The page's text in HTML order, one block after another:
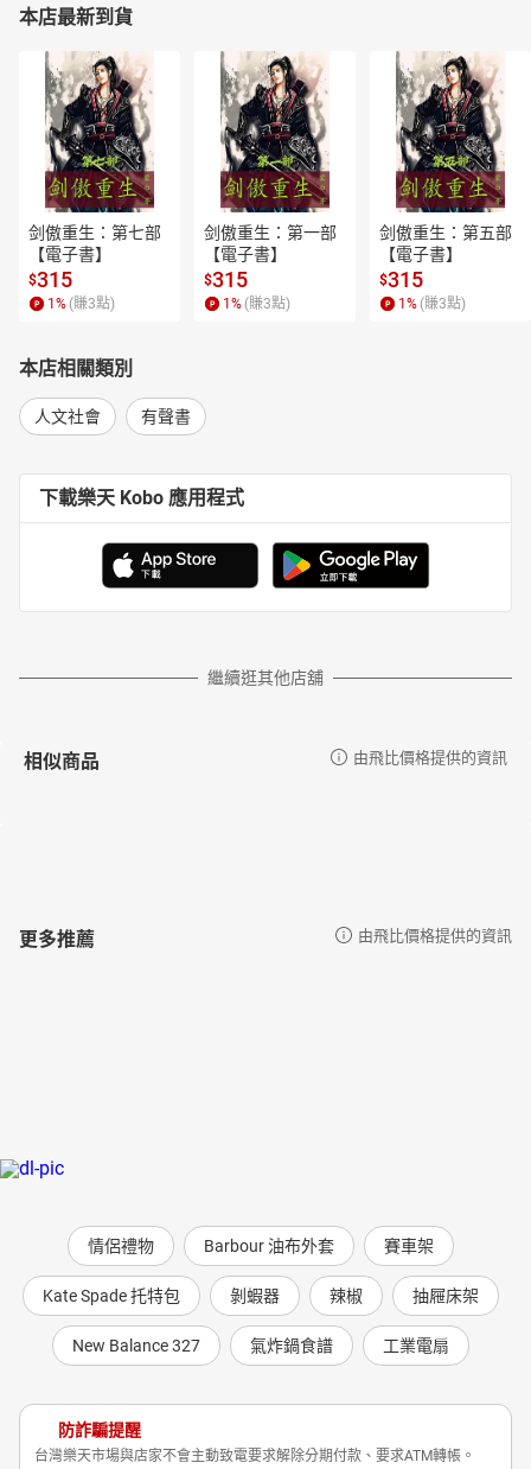
本店最新到貨
剑傲重生：第七部
【電子書】
$315
1 % (賺3點)
剑傲重生：第一部
【電子書】
$315
1 % (賺3點)
剑傲重生：第五部
【電子書】
$315
1 % (賺3點)
本店相關類別
人文社會 有聲書
下載樂天 Kobo 應用程式
繼續逛其他店舖
相似商品 由飛比價格提供的資訊
更多推薦 由飛比價格提供的資訊
情侶禮物 Barbour 油布外套 賽車架
Kate Spade 托特包 剝蝦器 辣椒 抽屜床架
New Balance 327 氣炸鍋食譜 工業電扇
防詐騙提醒
台灣樂天市場與店家不會主動致電要求解除分期付款、要求ATM轉帳。